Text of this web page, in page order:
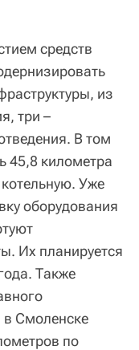
средств
из
три –
В том
45,8 километра
Уже
оборудования
Их планируется
Также
в Смоленске
по